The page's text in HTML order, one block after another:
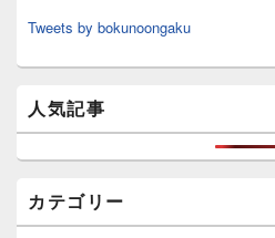
Tweets by bokunoongaku
人気記事
カテゴリー